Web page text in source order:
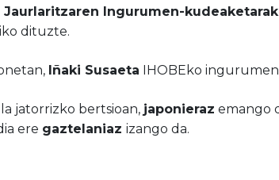
Jaurlaritzaren Ingurumen-
dituzte.
Iñaki Susaeta IHOBEko
jatorrizko bertsioan, japonieraz emango
ere gaztelaniaz izango da.